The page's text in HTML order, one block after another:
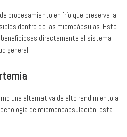
procesamiento en frío que preserva la
dentro de las microcápsulas. Esto
directamente al sistema
general.
una alternativa de alto rendimiento a
de microencapsulación, esta